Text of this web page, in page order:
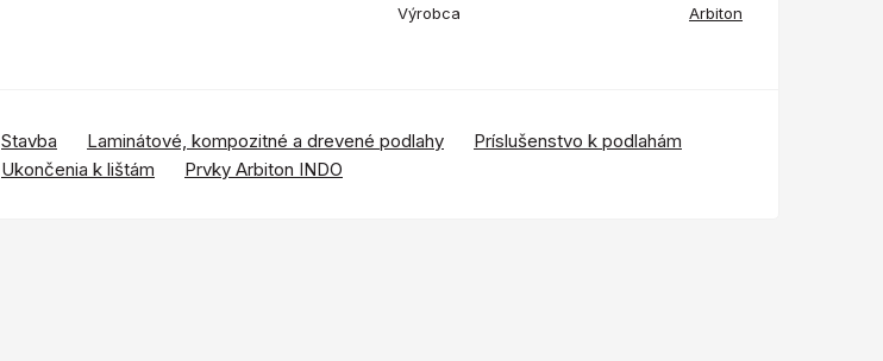
Výrobca Arbiton
Stavba Laminátové, kompozitné a drevené podlahy
Príslušenstvo k podlahám
Ukončenia k lištám
Prvky Arbiton INDO